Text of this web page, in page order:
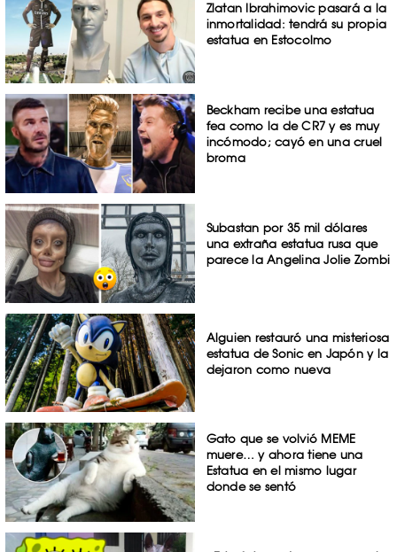
Zlatan Ibrahimovic pasará a la
inmortalidad: tendrá su propia
estatua en Estocolmo
Beckham recibe una estatua
fea como la de CR7 y es muy
incómodo; cayó en una cruel
broma
Subastan por 35 mil dólares
una extraña estatua rusa que
parece la Angelina Jolie Zombi
Alguien restauró una misteriosa
estatua de Sonic en Japón y la
dejaron como nueva
Gato que se volvió MEME
muere… y ahora tiene una
Estatua en el mismo lugar
donde se sentó